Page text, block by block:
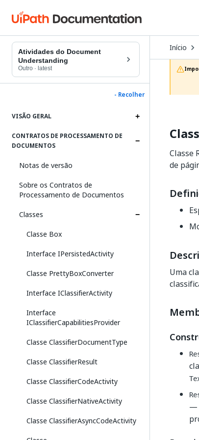
Atividades do Document
Understanding
Outro · latest
- Recolher
VISÃO GERAL
CONTRATOS DE PROCESSAMENTO DE
DOCUMENTOS
Notas de versão
Sobre os Contratos de
Processamento de Documentos
Classes
Classe Box
Interface IPersistedActivity
Classe PrettyBoxConverter
Interface IClassifierActivity
Interface
IClassifierCapabilitiesProvider
Classe ClassifierDocumentType
Classe ClassifierResult
Classe ClassifierCodeActivity
Classe ClassifierNativeActivity
Classe ClassifierAsyncCodeActivity
Início
Classe
de
Uma
—